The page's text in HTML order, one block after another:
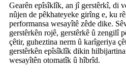
Gearên epîsîklîk, an jî gerstêrkî, di
nûjen de pêkhateyeke girîng e, ku
performansa wesayîtê zêde dike.
gerstêrkên rojê, gerstêrkê û zengilî
çêtir, guheztina nerm û karîgeriya
gerstêrkên epîsîklîk dikin
wesayîtên otomatîk û hîbrîd.